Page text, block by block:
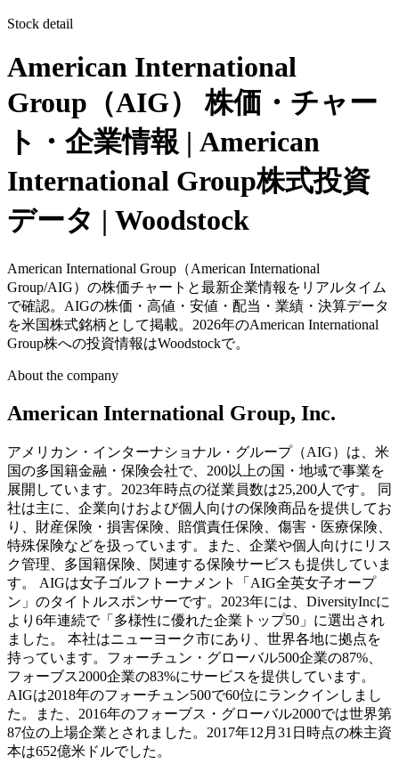
Stock detail
American International
Group（AIG）
株価・チャー
ト・企業情報 | American
International Group株式投資
データ | Woodstock
American International Group（American International
Group/AIG）の株価チャートと最新企業情報をリアルタイム
で確認。AIGの株価・高値・安値・配当・業績・決算データ
を米国株式銘柄として掲載。2026年のAmerican International
Group株への投資情報はWoodstockで。
About the company
American International Group, Inc.
アメリカン・インターナショナル・グループ（AIG）は、米
国の多国籍金融・保険会社で、200以上の国・地域で事業を
展開しています。2023年時点の従業員数は25,200人です。 同
社は主に、企業向けおよび個人向けの保険商品を提供してお
り、財産保険・損害保険、賠償責任保険、傷害・医療保険、
特殊保険などを扱っています。また、企業や個人向けにリス
ク管理、多国籍保険、関連する保険サービスも提供していま
す。 AIGは女子ゴルフトーナメント「AIG全英女子オープ
ン」のタイトルスポンサーです。2023年には、DiversityIncに
より6年連続で「多様性に優れた企業トップ50」に選出され
ました。 本社はニューヨーク市にあり、世界各地に拠点を
持っています。フォーチュン・グローバル500企業の87%、
フォーブス2000企業の83%にサービスを提供しています。
AIGは2018年のフォーチュン500で60位にランクインしまし
た。また、2016年のフォーブス・グローバル2000では世界第
87位の上場企業とされました。2017年12月31日時点の株主資
本は652億米ドルでした。